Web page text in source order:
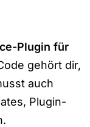
Plugin für
gehört dir,
auch
Plugin-